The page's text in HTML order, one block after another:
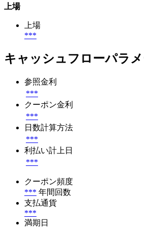
上場
上場
***
キャッシュフローパラメ
参照金利
***
クーポン金利
***
日数計算方法
***
利払い計上日
***
クーポン頻度
*** 年間回数
支払通貨
***
満期日